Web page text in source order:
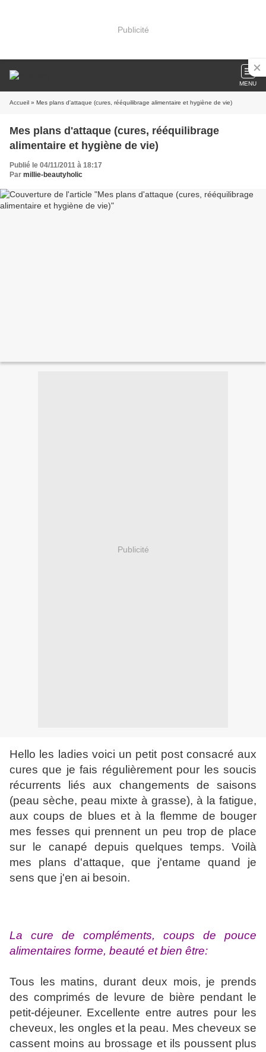
Publicité
MENU
Accueil » Mes plans d'attaque (cures, rééquilibrage alimentaire et hygiène de vie)
Mes plans d'attaque (cures, rééquilibrage
alimentaire et hygiène de vie)
Publié le 04/11/2011 à 18:17
Par millie-beautyholic
Publicité
Hello les ladies voici un petit post consacré aux
cures que je fais régulièrement pour les soucis
récurrents liés aux changements de saisons
(peau sèche, peau mixte à grasse), à la fatigue,
aux coups de blues et à la flemme de bouger
mes fesses qui prennent un peu trop de place
sur le canapé depuis quelques temps. Voilà
mes plans d'attaque, que j'entame quand je
sens que j'en ai besoin.
La cure de compléments, coups de pouce
alimentaires forme, beauté et bien être:
Tous les matins, durant deux mois, je prends
des comprimés de levure de bière pendant le
petit-déjeuner. Excellente entre autres pour les
cheveux, les ongles et la peau. Mes cheveux se
cassent moins au brossage et ils poussent plus